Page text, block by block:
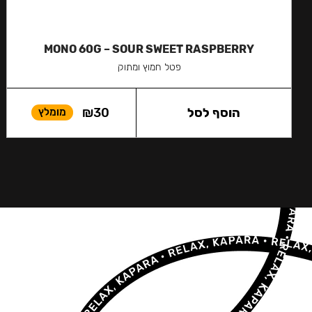
MONO 60G – SOUR SWEET RASPBERRY
פטל חמוץ ומתוק
₪30 מומלץ הוסף לסל